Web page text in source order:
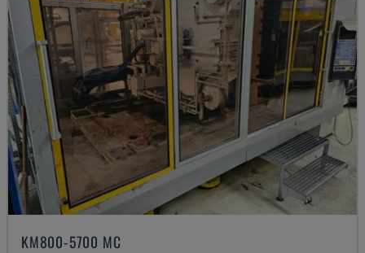
KM800-5700 MC